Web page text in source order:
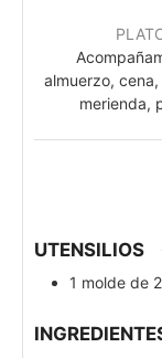
almuerzo,
merienda,
UTENSILIOS
1 molde de